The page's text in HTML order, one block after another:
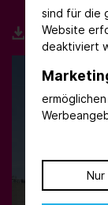
sind für die
Website
deaktiviert